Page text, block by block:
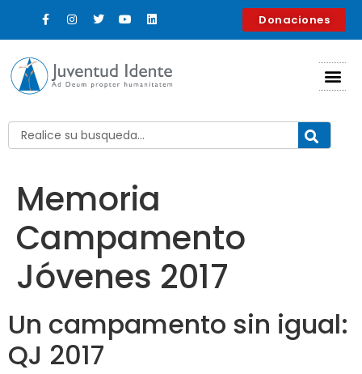
contenido Donaciones
Memoria
Campamento
Jóvenes 2017
Un campamento sin igual:
QJ 2017